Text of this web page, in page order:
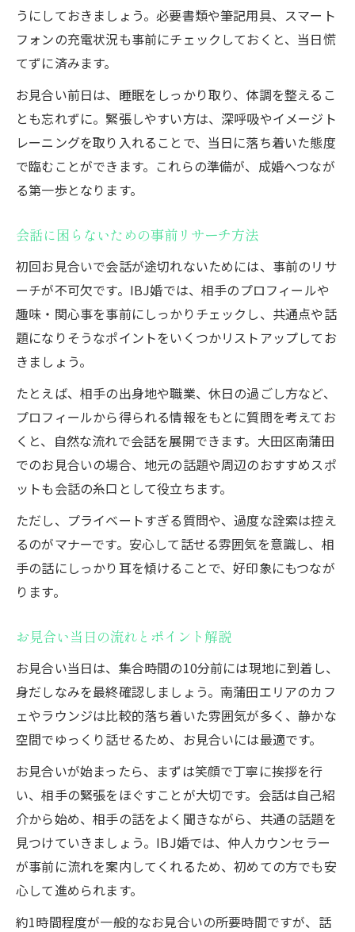
うにしておきましょう。必要書類や筆記用具、スマート
フォンの充電状況も事前にチェックしておくと、当日慌
てずに済みます。
お見合い前日は、睡眠をしっかり取り、体調を整えるこ
とも忘れずに。緊張しやすい方は、深呼吸やイメージト
レーニングを取り入れることで、当日に落ち着いた態度
で臨むことができます。これらの準備が、成婚へつなが
る第一歩となります。
会話に困らないための事前リサーチ方法
初回お見合いで会話が途切れないためには、事前のリサ
ーチが不可欠です。IBJ婚では、相手のプロフィールや
趣味・関心事を事前にしっかりチェックし、共通点や話
題になりそうなポイントをいくつかリストアップしてお
きましょう。
たとえば、相手の出身地や職業、休日の過ごし方など、
プロフィールから得られる情報をもとに質問を考えてお
くと、自然な流れで会話を展開できます。大田区南蒲田
でのお見合いの場合、地元の話題や周辺のおすすめスポ
ットも会話の糸口として役立ちます。
ただし、プライベートすぎる質問や、過度な詮索は控え
るのがマナーです。安心して話せる雰囲気を意識し、相
手の話にしっかり耳を傾けることで、好印象にもつなが
ります。
お見合い当日の流れとポイント解説
お見合い当日は、集合時間の10分前には現地に到着し、
身だしなみを最終確認しましょう。南蒲田エリアのカフ
ェやラウンジは比較的落ち着いた雰囲気が多く、静かな
空間でゆっくり話せるため、お見合いには最適です。
お見合いが始まったら、まずは笑顔で丁寧に挨拶を行
い、相手の緊張をほぐすことが大切です。会話は自己紹
介から始め、相手の話をよく聞きながら、共通の話題を
見つけていきましょう。IBJ婚では、仲人カウンセラー
が事前に流れを案内してくれるため、初めての方でも安
心して進められます。
約1時間程度が一般的なお見合いの所要時間ですが、話